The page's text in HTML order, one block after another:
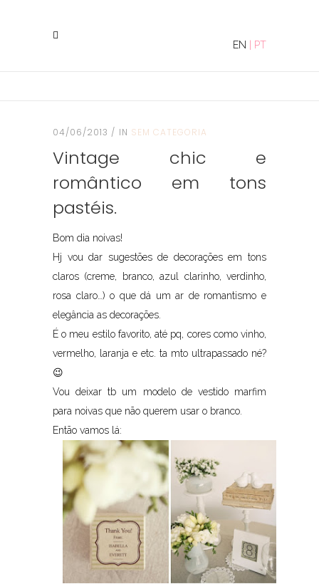
EN PT
04/06/2013 IN SEM CATEGORIA
Vintage chic e
romântico em tons
pastéis.
Bom dia noivas!
Hj vou dar sugestões de decorações em tons
claros (creme, branco, azul clarinho, verdinho,
rosa claro…) o que dá um ar de romantismo e
elegância as decorações.
É o meu estilo favorito, até pq, cores como vinho,
vermelho, laranja e etc. ta mto ultrapassado né?
😉
Vou deixar tb um modelo de vestido marfim
para noivas que não querem usar o branco.
Então vamos lá: